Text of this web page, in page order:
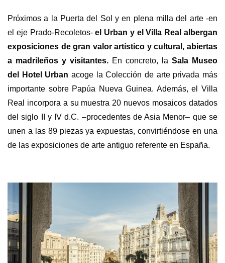
Próximos a la Puerta del Sol y en plena milla del arte -en
el eje Prado-Recoletos-el Urban y el Villa Real albergan
exposiciones degran valor artístico y cultural, abiertas
a madrileños y visitantes. En concreto, la Sala Museo
del Hotel Urban acoge la Colección de arte privada más
importante sobre Papúa Nueva Guinea. Además, el Villa
Real incorpora a su muestra 20 nuevos mosaicos datados
del siglo II y IV d.C. –procedentes de Asia Menor– que se
unen a las 89 piezas ya expuestas, convirtiéndose en una
de las exposiciones de arte antiguo referente en España.